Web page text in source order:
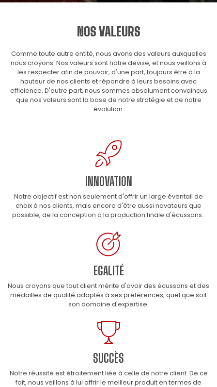
NOS VALEURS
Comme toute autre entité, nous avons des valeurs auxquelles
nous croyons. Nos valeurs sont notre devise, et nous veillons à
les respecter afin de pouvoir, d'une part, toujours être à la
hauteur de nos clients et répondre à leurs besoins avec
efficience. D'autre part, nous sommes absolument convaincus
que nos valeurs sont la base de notre stratégie et de notre
évolution.
INNOVATION
Notre objectif est non seulement d'offrir un large éventail de
choix à nos clients, mais encore d'être aussi novateurs que
possible, de la conception à la production finale d'écussons..
EGALITÉ
Nous croyons que tout client mérite d'avoir des écussons et des
médailles de qualité adaptés à ses préférences, quel que soit
son domaine d'expertise.
SUCCÈS
Notre réussite est étroitement liée à celle de notre client. De ce
fait, nous veillons à lui offrir le meilleur produit en termes de